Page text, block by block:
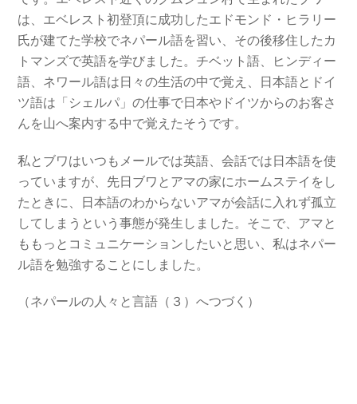
は、エベレスト初登頂に成功したエドモンド・ヒラリー
氏が建てた学校でネパール語を習い、その後移住したカ
トマンズで英語を学びました。チベット語、ヒンディー
語、ネワール語は日々の生活の中で覚え、日本語とドイ
ツ語は「シェルパ」の仕事で日本やドイツからのお客さ
んを山へ案内する中で覚えたそうです。
私とブワはいつもメールでは英語、会話では日本語を使
っていますが、先日ブワとアマの家にホームステイをし
たときに、日本語のわからないアマが会話に入れず孤立
してしまうという事態が発生しました。そこで、アマと
ももっとコミュニケーションしたいと思い、私はネパー
ル語を勉強することにしました。
（ネパールの人々と言語（３）へつづく）